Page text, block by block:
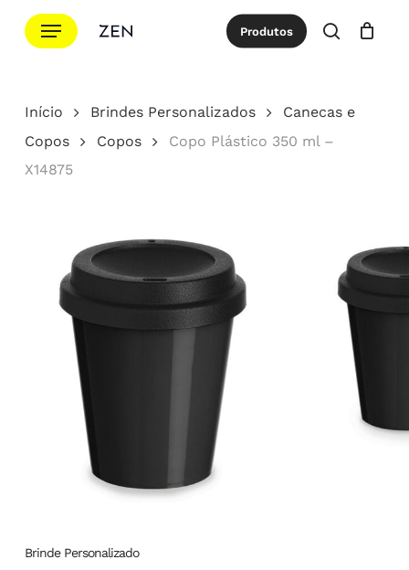
para
principal
Menu Produtos
procurar
Cotação Close
Início Brindes Personalizados
Canecas e
Copos
Copos
Copo Plástico 350 ml –
X14875
Brinde Personalizado